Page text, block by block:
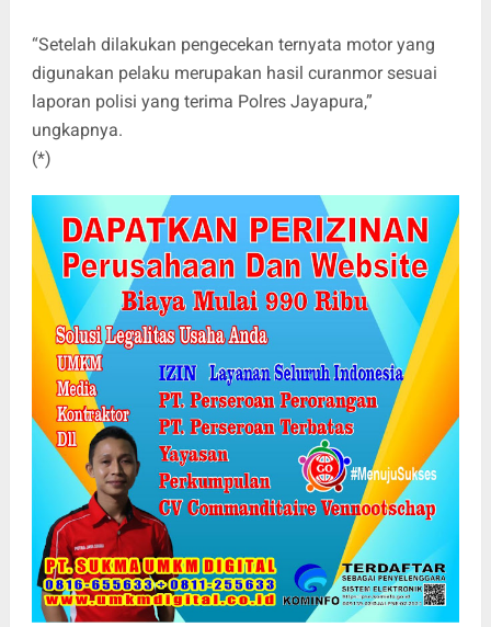
“Setelah dilakukan pengecekan ternyata motor yang
digunakan pelaku merupakan hasil curanmor sesuai
laporan polisi yang terima Polres Jayapura,”
ungkapnya.
(*)